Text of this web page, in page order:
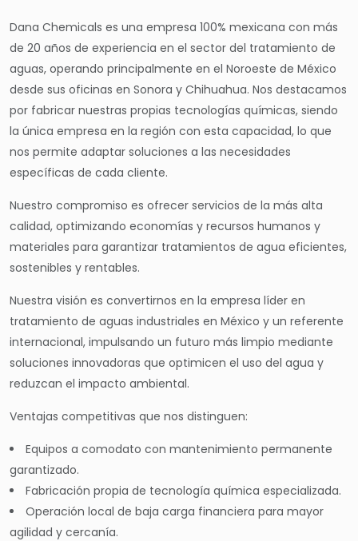
Dana Chemicals es una empresa 100% mexicana con más
de 20 años de experiencia en el sector del tratamiento de
aguas, operando principalmente en el Noroeste de México
desde sus oficinas en Sonora y Chihuahua. Nos destacamos
por fabricar nuestras propias tecnologías químicas, siendo
la única empresa en la región con esta capacidad, lo que
nos permite adaptar soluciones a las necesidades
específicas de cada cliente.
Nuestro compromiso es ofrecer servicios de la más alta
calidad, optimizando economías y recursos humanos y
materiales para garantizar tratamientos de agua eficientes,
sostenibles y rentables.
Nuestra visión es convertirnos en la empresa líder en
tratamiento de aguas industriales en México y un referente
internacional, impulsando un futuro más limpio mediante
soluciones innovadoras que optimicen el uso del agua y
reduzcan el impacto ambiental.
Ventajas competitivas que nos distinguen:
Equipos a comodato con mantenimiento permanente
garantizado.
Fabricación propia de tecnología química especializada.
Operación local de baja carga financiera para mayor
agilidad y cercanía.